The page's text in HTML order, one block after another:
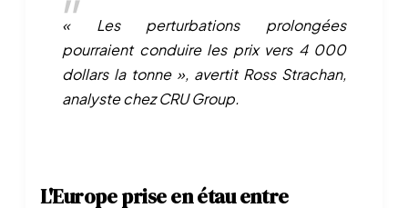
« Les perturbations prolongées
pourraient conduire les prix vers 4 000
dollars la tonne », avertit Ross Strachan,
analyste chez CRU Group.
L'Europe prise en étau entre